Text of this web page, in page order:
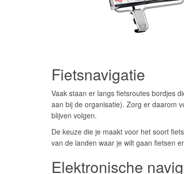
Fietsnavigatie
Vaak staan er langs fietsroutes bordjes
aan bij de organisatie). Zorg er daarom
blijven volgen.
De keuze die je maakt voor het soort
van de landen waar je wilt gaan fietsen
Elektronische